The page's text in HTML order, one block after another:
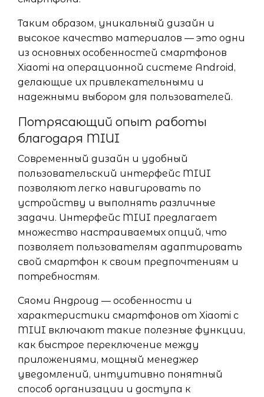
Таким образом, уникальный дизайн и
высокое качество материалов — это одни
из основных особенностей смартфонов
Xiaomi на операционной системе Android,
делающие их привлекательными и
надежными выбором для пользователей.
Потрясающий опыт работы
благодаря MIUI
Современный дизайн и удобный
пользовательский интерфейс MIUI
позволяют легко навигировать по
устройству и выполнять различные
задачи. Интерфейс MIUI предлагает
множество настраиваемых опций, что
позволяет пользователям адаптировать
свой смартфон к своим предпочтениям и
потребностям.
Сяоми Андроид — особенности и
характеристики смартфонов от Xiaomi с
MIUI включают такие полезные функции,
как быстрое переключение между
приложениями, мощный менеджер
уведомлений, интуитивно понятный
способ организации и доступа к